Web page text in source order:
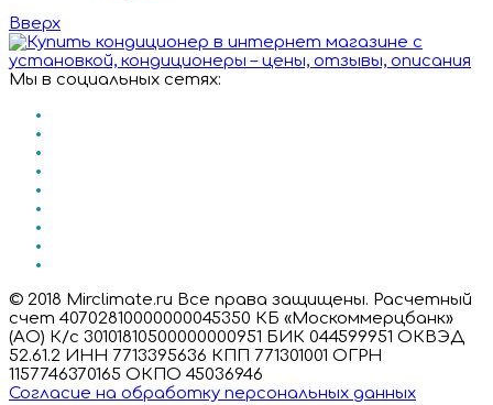
Вверх
Мы в социальных сетях:
© 2018 Mirclimate.ru Все права защищены. Расчетный
счет 40702810000000045350 КБ «Москоммерцбанк»
(АО) К/с 30101810500000000951 БИК 044599951 ОКВЭД
52.61.2 ИНН 7713395636 КПП 771301001 ОГРН
1157746370165 ОКПО 45036946
Согласие на обработку персональных данных